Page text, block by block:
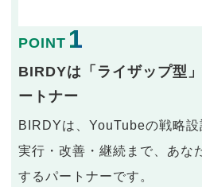
POINT 1
BIRDYは「ライザップ型
ートナー
BIRDYは、YouTubeの戦略設
実行・改善・継続まで、あな
するパートナーです。